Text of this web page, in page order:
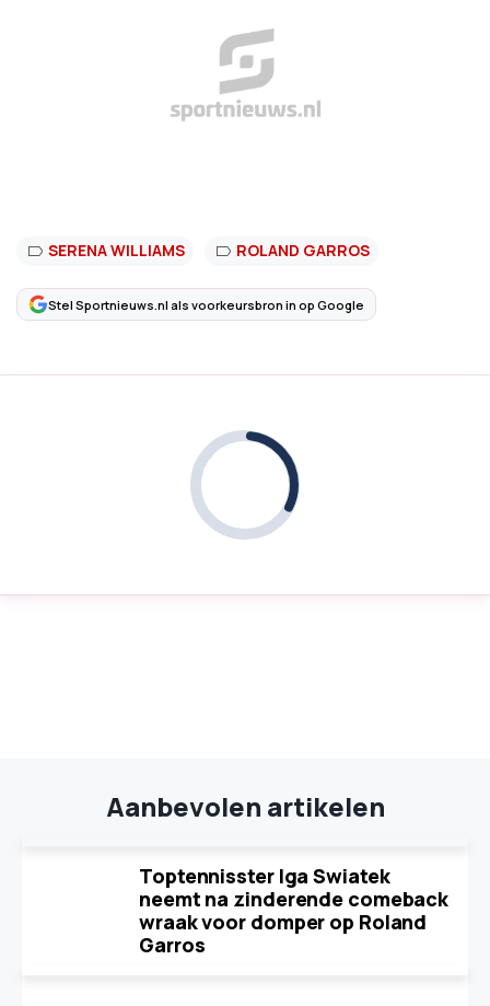
SERENA WILLIAMS ROLAND GARROS
Stel Sportnieuws.nl als voorkeursbron in op Google
Aanbevolen artikelen
Toptennisster Iga Swiatek
neemt na zinderende comeback
wraak voor domper op Roland
Garros